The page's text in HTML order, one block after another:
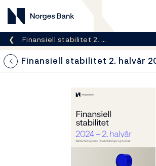
Norges Bank
Her er du nå:
Finansiell stabilitet 2. …
Finansiell stabilitet 2. halvår